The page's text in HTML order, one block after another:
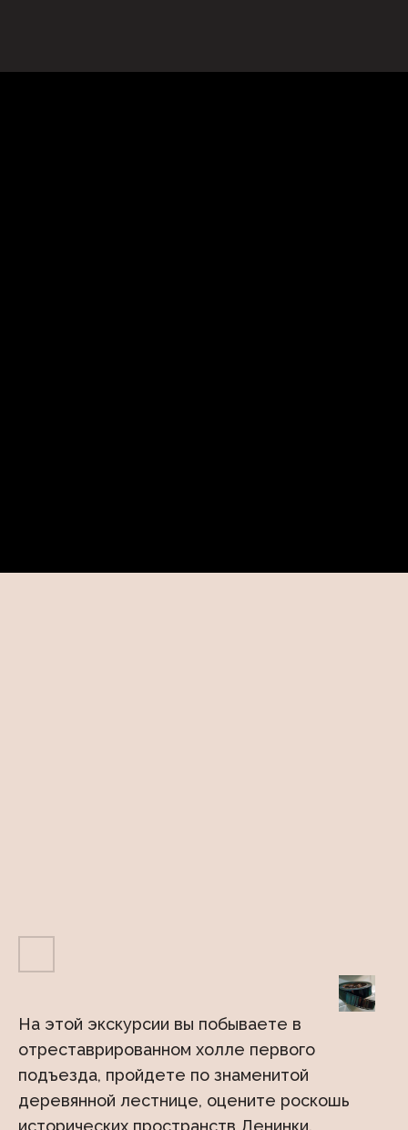
На этой экскурсии вы побываете в
отреставрированном холле первого
подъезда, пройдете по знаменитой
деревянной лестнице, оцените роскошь